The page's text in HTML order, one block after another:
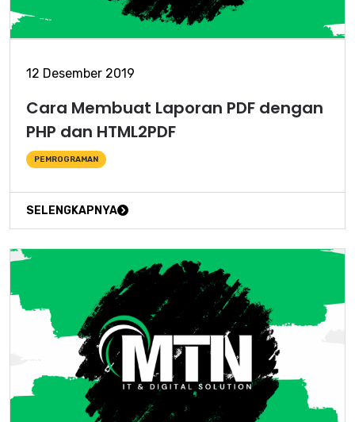
12 Desember 2019
Cara Membuat Laporan PDF dengan
PHP dan HTML2PDF
PEMROGRAMAN
SELENGKAPNYA